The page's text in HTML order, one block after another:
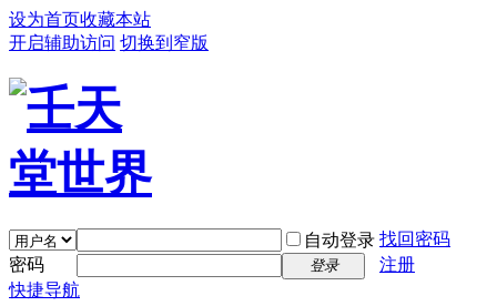
设为首页收藏本站
开启辅助访问 切换到窄版
自动登录 找回密码
密码
登录
注册
快捷导航